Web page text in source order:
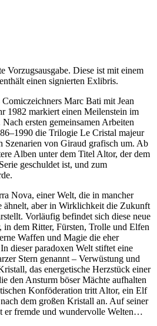
Vorzugsausgabe. Diese ist mit einem
einen signierten Exlibris.
Marc Bati mit Jean
1982 markiert einen Meilenstein im
ersten gemeinsamen Arbeiten
die Trilogie Le Cristal majeur
Szenarien von Giraud grafisch um. Ab
Alben unter dem Titel Altor, der dem
geschuldet ist, und zum
Nova, einer Welt, die in mancher
ähnelt, aber in Wirklichkeit die Zukunft
Vorläufig befindet sich diese neue
dem Ritter, Fürsten, Trolle und Elfen
Waffen und Magie die eher
dieser paradoxen Welt stiftet eine
Stern genannt – Verwüstung und
das energetische Herzstück einer
den Ansturm böser Mächte aufhalten
Konföderation tritt Altor, ein Elf
dem großen Kristall an. Auf seiner
er fremde und wundervolle Welten…